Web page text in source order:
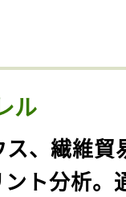
ル
ス、繊維貿
ト分析。